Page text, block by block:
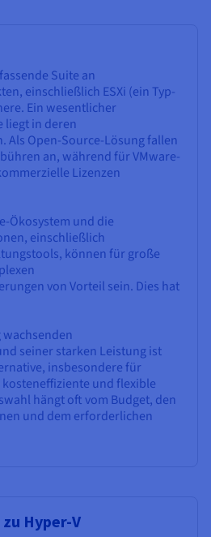
Suite an
einschließlich ESXi (ein Typ-
Ein wesentlicher
liegt in deren
Als Open-Source-Lösung fallen
an, während für VMware-
Lizenzen
Ökosystem und die
einschließlich
können für große
von Vorteil sein. Dies hat
wachsenden
seiner starken Leistung ist
insbesondere für
und flexible
hängt oft vom Budget, den
und dem erforderlichen
Hyper-V